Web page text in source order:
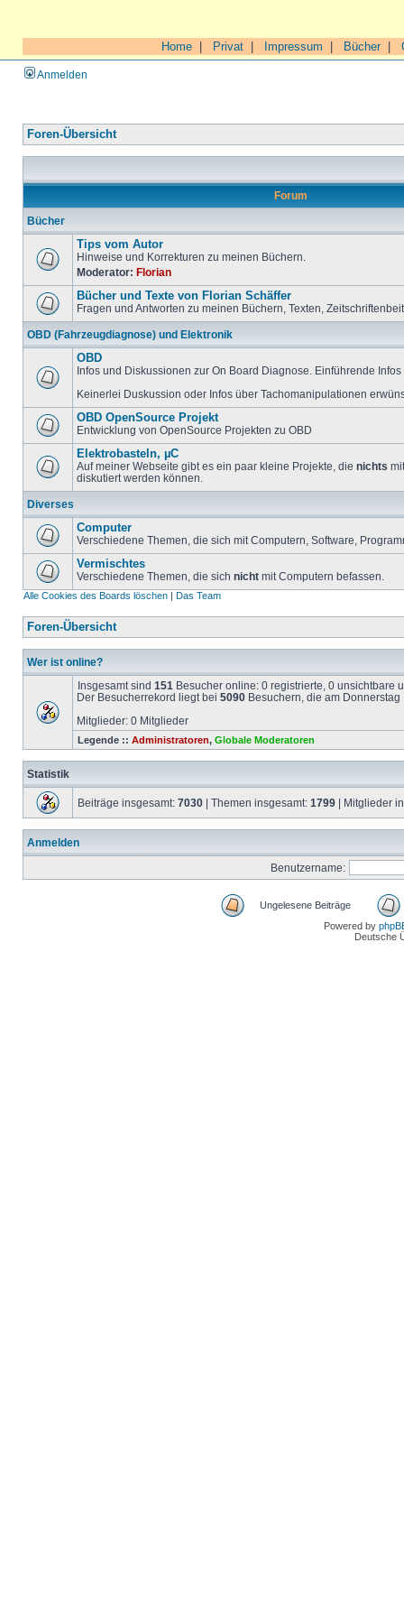
Home Privat Impressum Bücher|
Anmelden
Foren-Übersicht
Forum
Bücher
Tips vom Autor
Hinweise und Korrekturen zu meinen Büchern.
Moderator: Florian
Bücher und Texte von Florian Schäffer
Fragen und Antworten zu meinen Büchern, Texten,
OBD (Fahrzeugdiagnose) und Elektronik
OBD
Infos und Diskussionen zur On Board Diagnose. Einführende
Keinerlei Duskussion oder Infos über Tachomanipulationen
OBD OpenSource Projekt
Entwicklung von OpenSource Projekten zu OBD
Elektrobasteln, µC
Auf meiner Webseite gibt es ein paar kleine Projekte, die nichts
diskutiert werden können.
Diverses
Computer
Verschiedene Themen, die sich mit Computern, Software,
Vermischtes
Verschiedene Themen, die sich nicht mit Computern befassen.
Alle Cookies des Boards löschen | Das Team
Foren-Übersicht
Wer ist online?
Insgesamt sind 151 Besucher online: 0 registrierte, 0 unsichtbare
Der Besucherrekord liegt bei 5090 Besuchern, die am
Mitglieder: 0 Mitglieder
Legende :: Administratoren, Globale Moderatoren
Statistik
Beiträge insgesamt: 7030 | Themen insgesamt: 1799 | Mitglieder
Anmelden
Benutzername:
Ungelesene Beiträge
Powered by
Deutsche